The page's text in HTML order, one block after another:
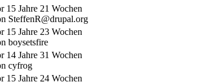
15 Jahre 21 Wochen
SteffenR@drupal.org
15 Jahre 23 Wochen
boysetsfire
14 Jahre 31 Wochen
cyfrog
15 Jahre 24 Wochen